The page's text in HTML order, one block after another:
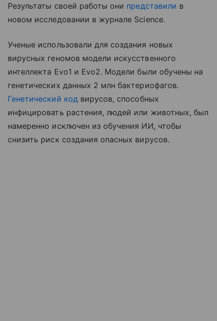
Результаты своей работы они представили в
новом исследовании в журнале Science.
Ученые использовали для создания новых
вирусных геномов модели искусственного
интеллекта Evo1 и Evo2. Модели были обучены на
генетических данных 2 млн бактериофагов.
Генетический код вирусов, способных
инфицировать растения, людей или животных, был
намеренно исключен из обучения ИИ, чтобы
снизить риск создания опасных вирусов.